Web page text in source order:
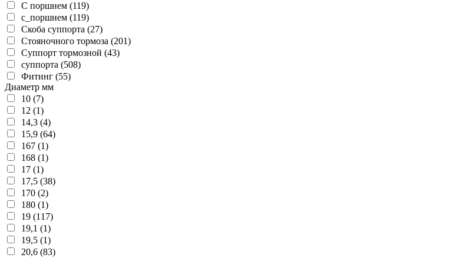
С поршнем (119)
с_поршнем (119)
Скоба суппорта (27)
Стояночного тормоза (201)
Суппорт тормозной (43)
суппорта (508)
Фитинг (55)
Диаметр мм
10 (7)
12 (1)
14,3 (4)
15,9 (64)
167 (1)
168 (1)
17 (1)
17,5 (38)
170 (2)
180 (1)
19 (117)
19,1 (1)
19,5 (1)
20,6 (83)